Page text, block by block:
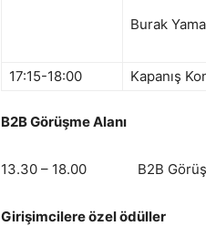
Burak
17:15-18:00 Kapanış
B2B Görüşme Alanı
13.30 – 18.00 B2B
Girişimcilere özel ödüller